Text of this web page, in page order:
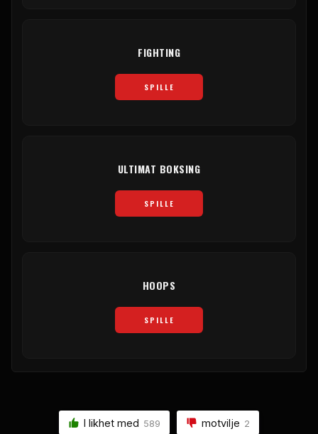
FIGHTING
SPILLE
ULTIMAT BOKSING
SPILLE
HOOPS
SPILLE
I likhet med 589 motvilje 2